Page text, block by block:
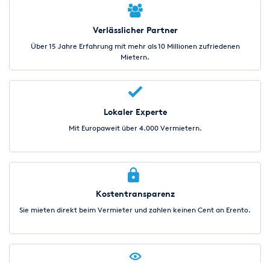
Verlässlicher Partner
Über 15 Jahre Erfahrung mit mehr als 10 Millionen zufriedenen
Mietern.
Lokaler Experte
Mit Europaweit über 4.000 Vermietern.
Kostentransparenz
Sie mieten direkt beim Vermieter und zahlen keinen Cent an Erento.